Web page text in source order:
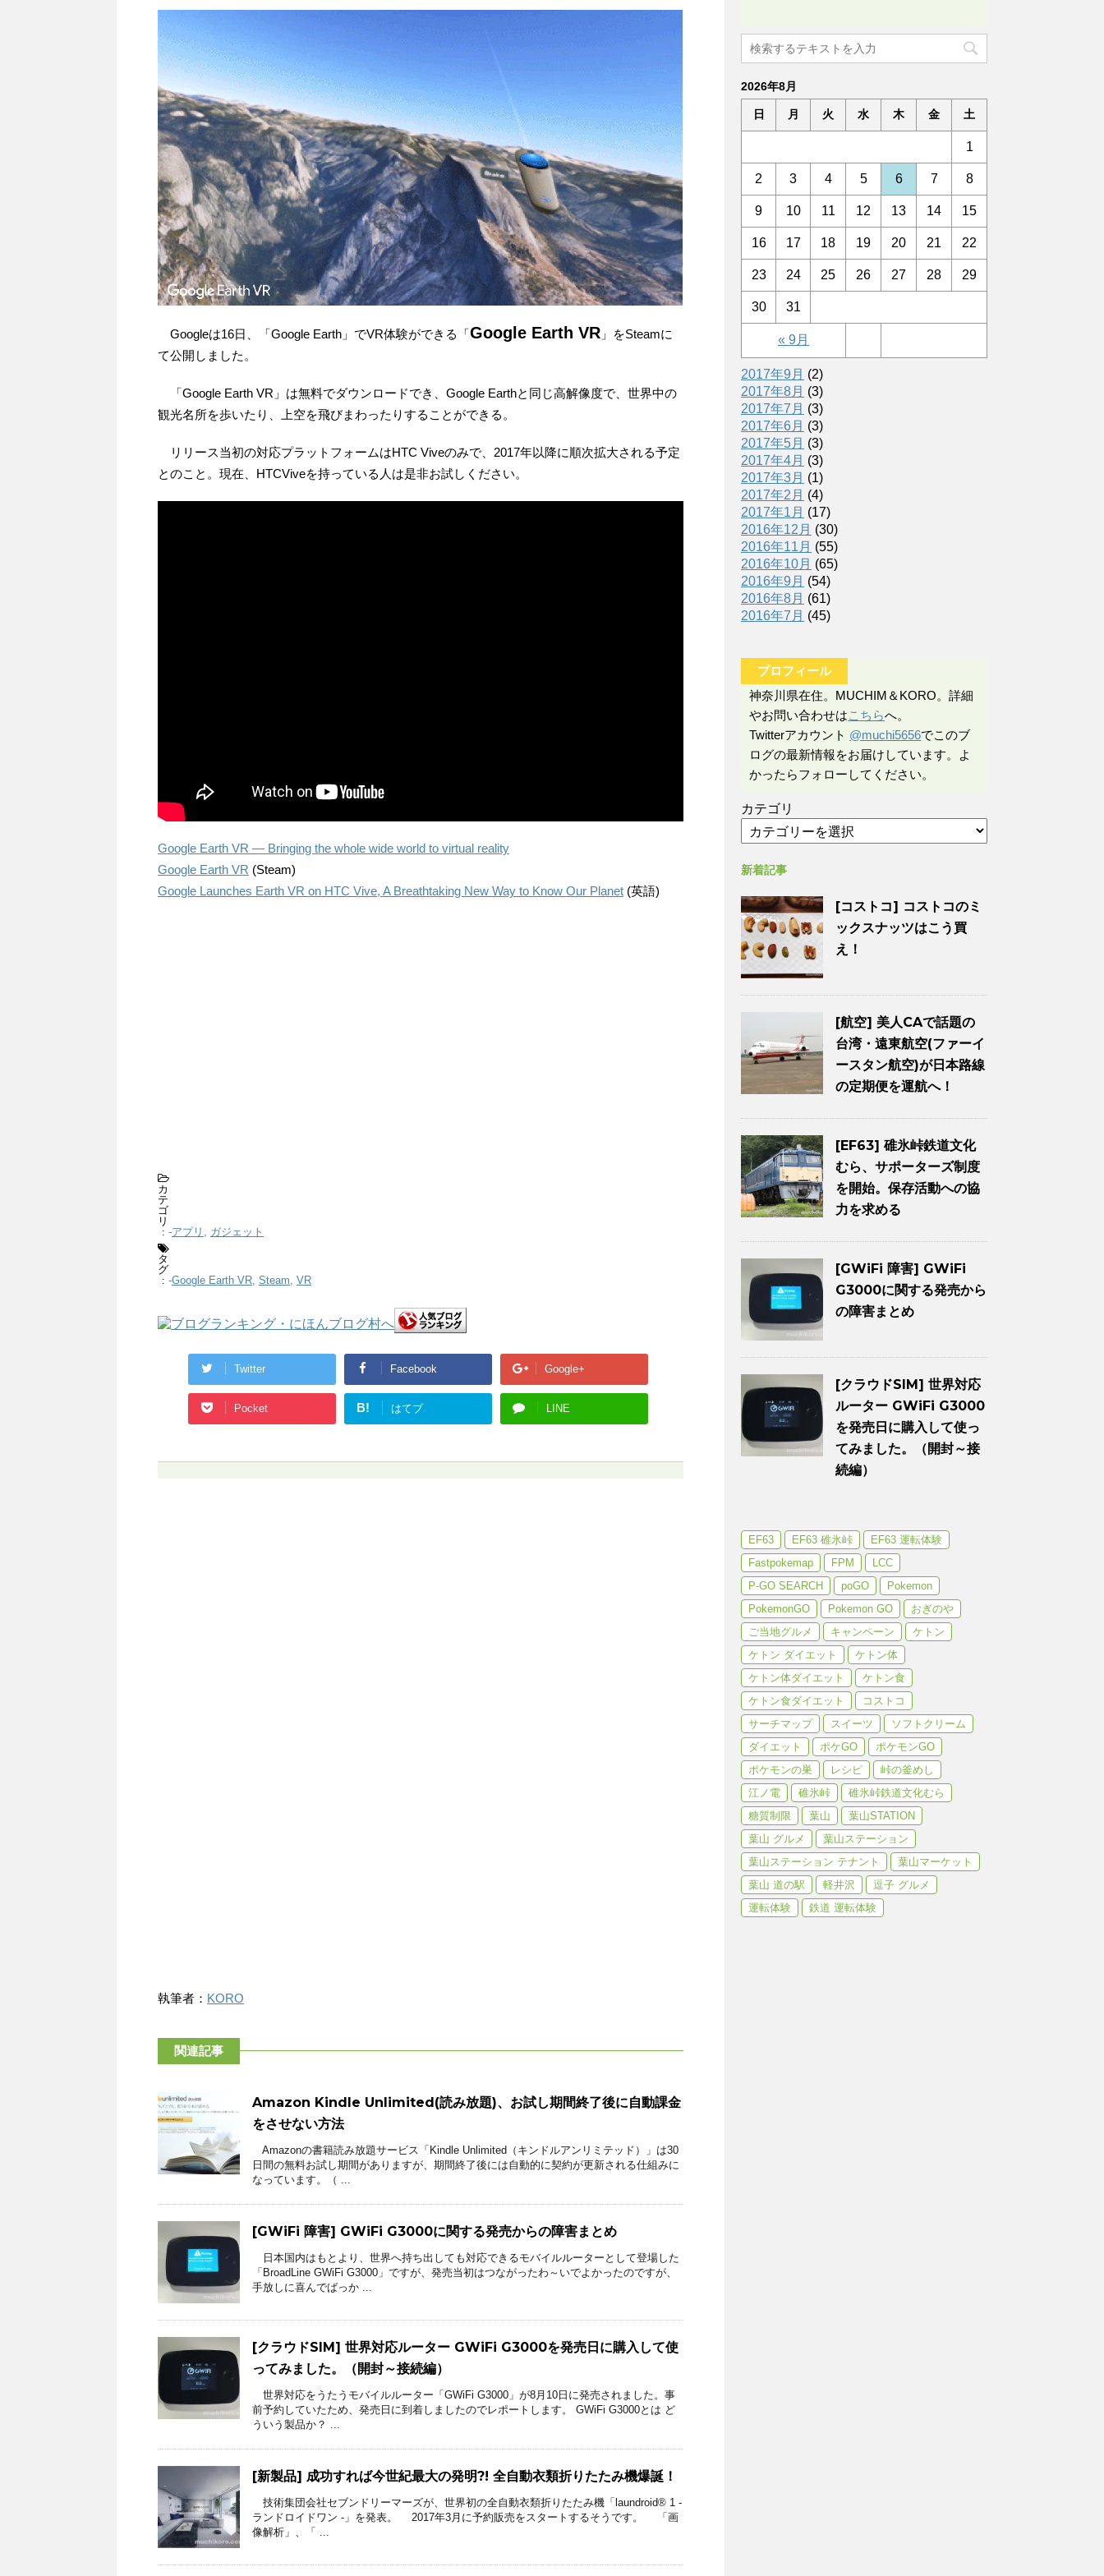
Googleは16日、「Google Earth」でVR体験ができる「Google Earth VR 」をSteamに
て公開しました。
「Google Earth VR」は無料でダウンロードでき、Google Earthと同じ高解像度で、世界中の
観光名所を歩いたり、上空を飛びまわったりすることができる。
リリース当初の対応プラットフォームはHTC Viveのみで、2017年以降に順次拡大される予定
とのこと。現在、HTCViveを持っている人は是非お試しください。
Google Earth VR — Bringing the whole wide world to virtual reality
Google Earth VR (Steam)
Google Launches Earth VR on HTC Vive, A Breathtaking New Way to Know Our Planet (英語)
カ
テ
ゴ
リ
: -アプリ ガジェット
タ
グ
: -Google Earth VR Steam VR
Twitter Facebook Google+
Pocket B! はてブ LINE
執筆者： KORO
関連記事
Amazon Kindle Unlimited(読み放題)、お試し期間終了後に自動課金
をさせない方法
Amazonの書籍読み放題サービス「Kindle Unlimited（キンドルアンリミテッド）」は30
日間の無料お試し期間がありますが、期間終了後には自動的に契約が更新される仕組みに
なっています。（ ...
[GWiFi 障害] GWiFi G3000に関する発売からの障害まとめ
日本国内はもとより、世界へ持ち出しても対応できるモバイルルーターとして登場した
「BroadLine GWiFi G3000」ですが、発売当初はつながったわ～いでよかったのですが、
手放しに喜んでばっか ...
[クラウドSIM] 世界対応ルーター GWiFi G3000を発売日に購入して使
ってみました。（開封～接続編）
世界対応をうたうモバイルルーター「GWiFi G3000」が8月10日に発売されました。事
前予約していたため、発売日に到着しましたのでレポートします。 GWiFi G3000とは ど
ういう製品か？ ...
[新製品] 成功すれば今世紀最大の発明?! 全自動衣類折りたたみ機爆誕！
技術集団会社セブンドリーマーズが、世界初の全自動衣類折りたたみ機「laundroid® 1 -
ランドロイドワン -」を発表。 2017年3月に予約販売をスタートするそうです。 「画
像解析」、「 ...
2026年8月
日 月 火 水 木 金 土
« 9月
1
2 3 4 5 6 7 8
9 10 11 12 13 14 15
16 17 18 19 20 21 22
23 24 25 26 27 28 29
30 31
2017年9月 (2)
2017年8月 (3)
2017年7月 (3)
2017年6月 (3)
2017年5月 (3)
2017年4月 (3)
2017年3月 (1)
2017年2月 (4)
2017年1月 (17)
2016年12月 (30)
2016年11月 (55)
2016年10月 (65)
2016年9月 (54)
2016年8月 (61)
2016年7月 (45)
プロフィール
神奈川県在住。MUCHIM＆KORO。詳細
やお問い合わせはこちらへ。
Twitterアカウント @muchi5656でこのブ
ログの最新情報をお届けしています。よ
かったらフォローしてください。
カテゴリ
新着記事
[コストコ] コストコのミ
ックスナッツはこう買
え！
[航空] 美人CAで話題の
台湾・遠東航空(ファーイ
ースタン航空)が日本路線
の定期便を運航へ！
[EF63] 碓氷峠鉄道文化
むら、サポーターズ制度
を開始。保存活動への協
力を求める
[GWiFi 障害] GWiFi
G3000に関する発売から
の障害まとめ
[クラウドSIM] 世界対応
ルーター GWiFi G3000
を発売日に購入して使っ
てみました。（開封～接
続編）
EF63 EF63 碓氷峠
EF63 運転体験
Fastpokemap
FPM
LCC
P-GO SEARCH
poGO
Pokemon
PokemonGO
Pokemon GO
おぎのや
ご当地グルメ
キャンペーン
ケトン
ケトン ダイエット
ケトン体
ケトン体ダイエット
ケトン食
ケトン食ダイエット
コストコ
サーチマップ
スイーツ
ソフトクリーム
ダイエット
ポケGO
ポケモンGO
ポケモンの巣
レシピ
峠の釜めし
江ノ電
碓氷峠
碓氷峠鉄道文化むら
糖質制限
葉山
葉山STATION
葉山 グルメ
葉山ステーション
葉山ステーション テナント
葉山マーケット
葉山 道の駅
軽井沢
逗子 グルメ
運転体験
鉄道 運転体験